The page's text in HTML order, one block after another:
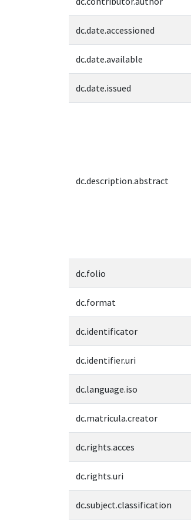
dc.date.accessioned
dc.date.available
dc.date.issued
dc.description.abstract
dc.folio
dc.format
dc.identificator
dc.identifier.uri
dc.language.iso
dc.matricula.creator
dc.rights.acces
dc.rights.uri
dc.subject.classification